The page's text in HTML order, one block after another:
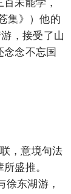
未能学，
集》）他的
，接受了山
念不忘国
，意境句法
盛推。
徐东湖游，